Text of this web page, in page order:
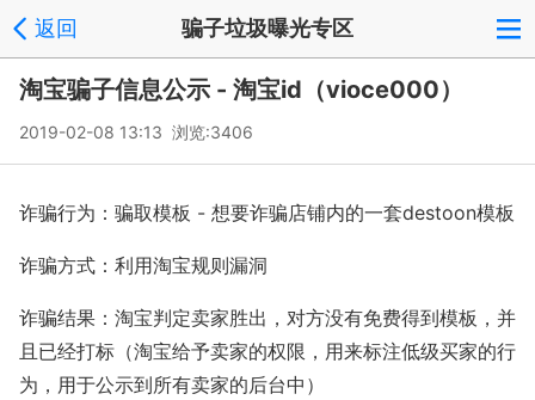
返回 骗子垃圾曝光专区
淘宝骗子信息公示 - 淘宝id（vioce000）
2019-02-08 13:13 浏览:3406
诈骗行为：骗取模板 - 想要诈骗店铺内的一套destoon模板
诈骗方式：利用淘宝规则漏洞
诈骗结果：淘宝判定卖家胜出，对方没有免费得到模板，并
且已经打标（淘宝给予卖家的权限，用来标注低级买家的行
为，用于公示到所有卖家的后台中）